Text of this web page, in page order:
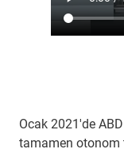
Ocak 2021'de
tamamen otonom